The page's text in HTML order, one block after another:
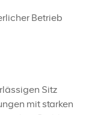
Betrieb
Sitz
mit starken